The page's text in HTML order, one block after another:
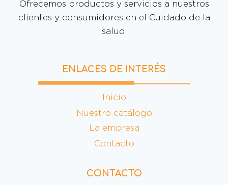
Ofrecemos productos y servicios a nuestros
clientes y consumidores en el Cuidado de la
salud.
ENLACES DE INTERÉS
Inicio
Nuestro catálogo
La empresa
Contacto
CONTACTO